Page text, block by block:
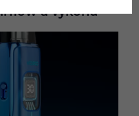
a výkonu